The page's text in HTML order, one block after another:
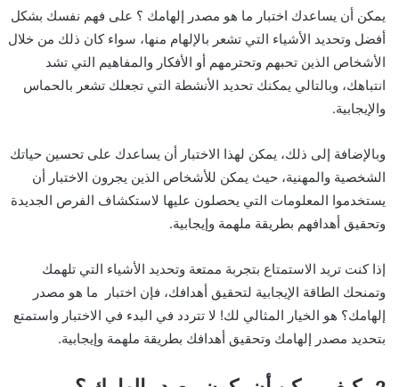
يمكن أن يساعدك اختبار ما هو مصدر إلهامك ؟ على فهم نفسك بشكل
أفضل وتحديد الأشياء التي تشعر بالإلهام منها، سواء كان ذلك من خلال
الأشخاص الذين تحبهم وتحترمهم أو الأفكار والمفاهيم التي تشد
انتباهك، وبالتالي يمكنك تحديد الأنشطة التي تجعلك تشعر بالحماس
والإيجابية.
وبالإضافة إلى ذلك، يمكن لهذا الاختبار أن يساعدك على تحسين حياتك
الشخصية والمهنية، حيث يمكن للأشخاص الذين يجرون الاختبار أن
يستخدموا المعلومات التي يحصلون عليها لاستكشاف الفرص الجديدة
وتحقيق أهدافهم بطريقة ملهمة وإيجابية.
إذا كنت تريد الاستمتاع بتجربة ممتعة وتحديد الأشياء التي تلهمك
وتمنحك الطاقة الإيجابية لتحقيق أهدافك، فإن اختبار ما هو مصدر
إلهامك؟ هو الخيار المثالي لك! لا تتردد في البدء في الاختبار واستمتع
بتحديد مصدر إلهامك وتحقيق أهدافك بطريقة ملهمة وإيجابية.